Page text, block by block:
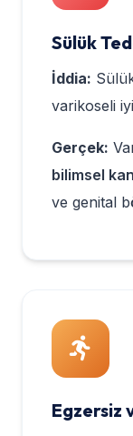
Sülük
İddia:
varikoseli
Gerçek:
bilimsel
ve genital
Egzersiz